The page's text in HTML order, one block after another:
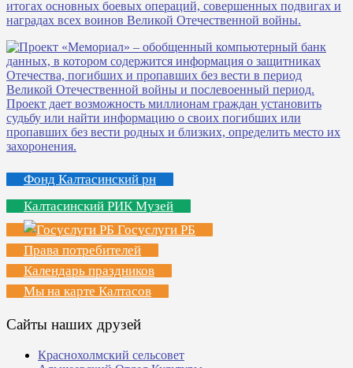
Фонд Калтасинский рн
Калтасинский РИК Музей
Госуслуги РБ
Права потребителей
Календарь праздников
Мы на карте Калтасов
Сайты наших друзей
Краснохолмский сельсовет